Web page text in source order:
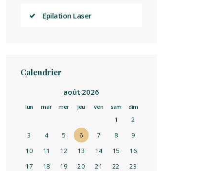
Epilation Laser
Calendrier
août 2026
lun mar mer jeu ven sam dim
1
2
3
4 5 6 7 8
9
10
11 12 13 14 15
16
17
18 19 20 21 22 23